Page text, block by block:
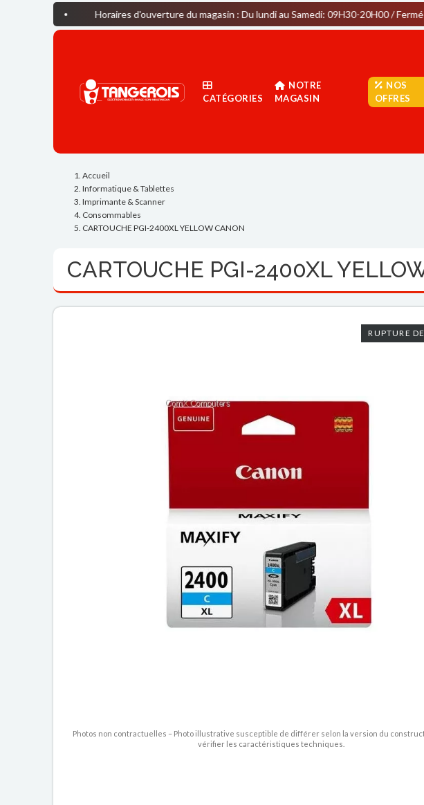
Horaires d'ouverture du magasin : Du lundi au Samedi: 09H30-20H00 / Fermé le Dimanche
CATÉGORIES
NOTRE
MAGASIN
NOS
OFFRES
Accueil
Informatique & Tablettes
Imprimante & Scanner
Consommables
CARTOUCHE PGI-2400XL YELLOW CANON
CARTOUCHE PGI-2400XL
RUPTURE
Photos non contractuelles – Photo illustrative susceptible de différer selon la version du
vérifier les caractéristiques techniques.